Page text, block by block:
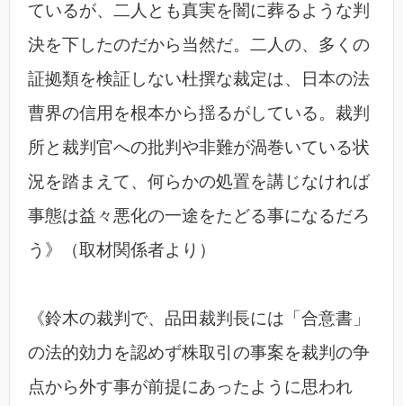
ているが、二人とも真実を闇に葬るような判
決を下したのだから当然だ。二人の、多くの
証拠類を検証しない杜撰な裁定は、日本の法
曹界の信用を根本から揺るがしている。裁判
所と裁判官への批判や非難が渦巻いている状
況を踏まえて、何らかの処置を講じなければ
事態は益々悪化の一途をたどる事になるだろ
う》（取材関係者より）
《鈴木の裁判で、品田裁判長には「合意書」
の法的効力を認めず株取引の事案を裁判の争
点から外す事が前提にあったように思われ